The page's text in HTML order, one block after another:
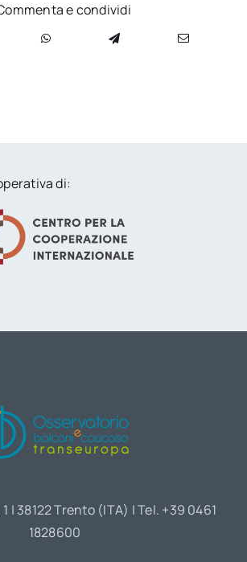
e condividi
di:
| 38122 Trento (ITA) | Tel. +39 0461
1828600